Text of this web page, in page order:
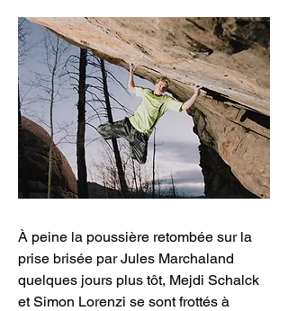
À peine la poussière retombée sur la
prise brisée par Jules Marchaland
quelques jours plus tôt, Mejdi Schalck
et Simon Lorenzi se sont frottés à